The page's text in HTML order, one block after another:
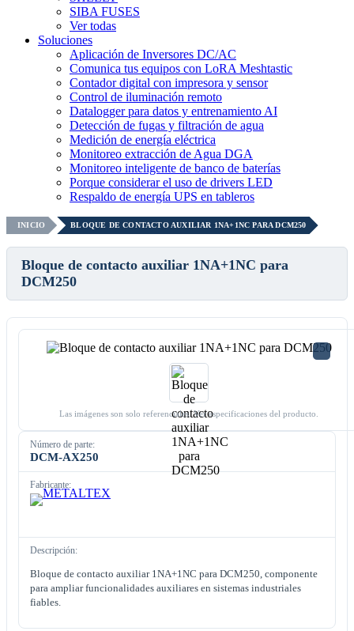
SIBA FUSES
Ver todas
Soluciones
Aplicación de Inversores DC/AC
Comunica tus equipos con LoRA Meshtastic
Contador digital con impresora y sensor
Control de iluminación remoto
Datalogger para datos y entrenamiento AI
Detección de fugas y filtración de agua
Medición de energía eléctrica
Monitoreo extracción de Agua DGA
Monitoreo inteligente de banco de baterías
Porque considerar el uso de drivers LED
Respaldo de energía UPS en tableros
INICIO BLOQUE DE CONTACTO AUXILIAR 1NA+1NC PARA DCM250
Bloque de contacto auxiliar 1NA+1NC para
DCM250
Las imágenes son solo referenciales. Ver especificaciones del producto.
Número de parte:
DCM-AX250
Fabricante:
Descripción:
Bloque de contacto auxiliar 1NA+1NC para DCM250, componente
para ampliar funcionalidades auxiliares en sistemas industriales
fiables.